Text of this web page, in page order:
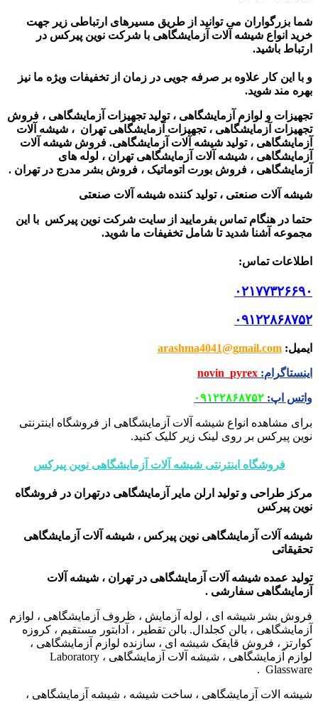
شما بزرگواران می توانید از طریق مسیرهای ارتباطی زیر جهت
خرید انواع شیشه آلات آزمایشگاهی با شرکت نوین پیرکس در
ارتباط باشید.
و با این کار علاوه بر صرفه جویی در زمان از تخفیفات ویژه ما نیز
بهره مند شوید.
تجهیزات و لوازم آزمایشگاهی ، تولید تجهیزات آزمایشگاهی ، فروش
تجهیزات آزمایشگاهی ، تجهیزات آزمایشگاهی تهران ، شیشه آلات
آزمایشگاهی ، تولید شیشه آلات آزمایشگاهی. فروش شیشه آلات
آزمایشگاهی ، شیشه آلات آزمایشگاهی تهران ، لوله های
آزمایشگاهی ، فروش بورت اتوماتیک ، فروش بشر مدرج در تهران .
شیشه آلات صنعتی ، تولید کننده شیشه آلات صنعتی
حتما در هنگام تماس بفرمایید از سایت شرکت نوین پیرکس با این
مجموعه آشنا شدید تا شامل تخفیفات ما شوید.
اطلاعات تماس:
۰۲۱۷۷۳۲۶۶۹۰
۰۹۱۲۲۸۶۸۷۵۲
ایمیل:
arashma4041@gmail.com
اینستاگرام:
novin_pyrex
واتس اپ: ۰۹۱۲۲۸۶۸۷۵۲
برای مشاهده انواع شیشه آلات آزمایشگاهی از فروشگاه اینترنتی
نوین پیرکس بر روی لینک زیر کلیک کنید.
فروشگاه اینترنتی شیشه آلات آزمایشگاهی نوین پیرکس
مرکز طراحی و تولید ارلن مایر آزمایشگاهی درتهران در فروشگاه
نوین پیرکس
شیشه آلات آزمایشگاهی نوین پیرکس ، شیشه آلات آزمایشگاهی
تحقیقاتی
تولید عمده شیشه آلات آزمایشگاهی در تهران ، شیشه آلات
آزمایشگاهی سفارشی .
فروش بشر شیشه ای ، لوله آزمایش ، ظروف آزمایشگاهی ، لوازم
آزمایشگاهی ، بالن کجلدال. بالن تقطیر ، آدابتور مستقیم ، کروزه
کوارتز ، فروش قایقک شیشه ای ، سازنده لوازم آزمایشگاهی ،
لوازم آزمایشگاهی ، شیشه آلات آزمایشگاهی ، Laboratory
Glassware .
شیشه الات آزمایشگاهی ، ساخت شیشه ، شیشه آزمایشگاهی ،